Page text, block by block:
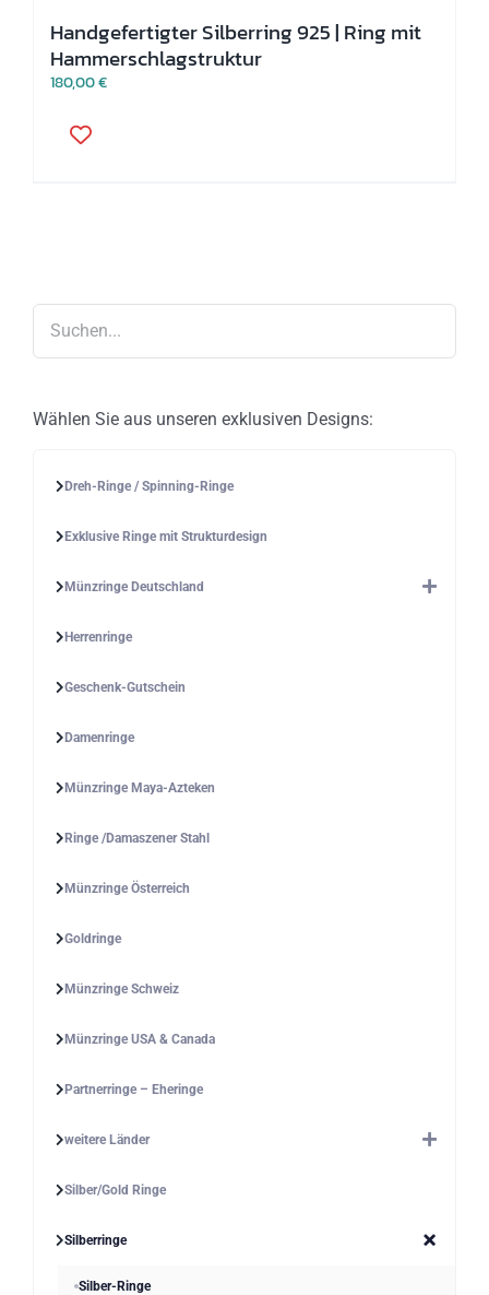
Handgefertigter Silberring 925 | Ring mit
Hammerschlagstruktur
180,00€
Produkt
Produktseite
gewählt
Wählen Sie aus unseren exklusiven Designs:
Dreh-Ringe / Spinning-Ringe
Exklusive Ringe mit Strukturdesign
Münzringe Deutschland
Herrenringe
Geschenk-Gutschein
Damenringe
Münzringe Maya-Azteken
Ringe /Damaszener Stahl
Münzringe Österreich
Goldringe
Münzringe Schweiz
Münzringe USA & Canada
Partnerringe – Eheringe
weitere Länder
Silber/Gold Ringe
Silberringe
Silber-Ringe